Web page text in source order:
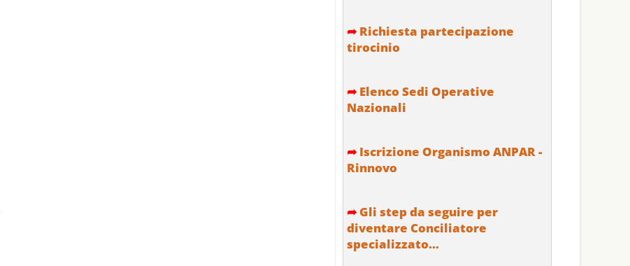
➦Richiesta partecipazione
tirocinio
➦Elenco Sedi Operative
Nazionali
➦Iscrizione Organismo ANPAR -
Rinnovo
➦Gli step da seguire per
diventare Conciliatore
specializzato...